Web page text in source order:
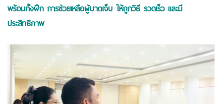
พร้อมทั้งฝึก การช่วยเหลือผู้บาดเจ็บ ให้ถูกวิธี รวดเร็ว และมี
ประสิทธิภาพ